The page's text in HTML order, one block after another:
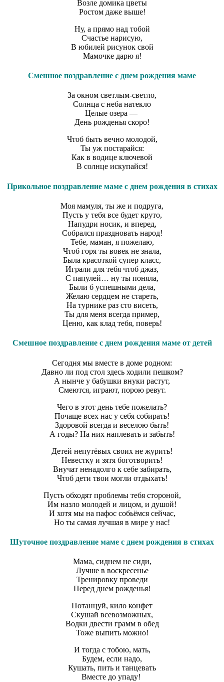
Возле домика цветы
Ростом даже выше!
Ну, а прямо над тобой
Счастье нарисую,
В юбилей рисунок свой
Мамочке дарю я!
Смешное поздравление с днем рождения маме
За окном светлым-светло,
Солнца с неба натекло
Целые озера —
День рожденья скоро!
Чтоб быть вечно молодой,
Ты уж постарайся:
Как в водице ключевой
В солнце искупайся!
Прикольное поздравление маме с днем рождения в стихах
Моя мамуля, ты же и подруга,
Пусть у тебя все будет круто,
Напудри носик, и вперед,
Собрался праздновать народ!
Тебе, маман, я пожелаю,
Чтоб горя ты вовек не знала,
Была красоткой супер класс,
Играли для тебя чтоб джаз,
С папулей… ну ты поняла,
Были б успешными дела,
Желаю сердцем не стареть,
На турнике раз сто висеть,
Ты для меня всегда пример,
Ценю, как клад тебя, поверь!
Смешное поздравление с днем рождения маме от детей
Сегодня мы вместе в доме родном:
Давно ли под стол здесь ходили пешком?
А нынче у бабушки внуки растут,
Смеются, играют, порою ревут.
Чего в этот день тебе пожелать?
Почаще всех нас у себя собирать!
Здоровой всегда и веселою быть!
А годы? На них наплевать и забыть!
Детей непутёвых своих не журить!
Невестку и зятя боготворить!
Внучат ненадолго к себе забирать,
Чтоб дети твои могли отдыхать!
Пусть обходят проблемы тебя стороной,
Им назло молодей и лицом, и душой!
И хотя мы на пафос собьёмся сейчас,
Но ты самая лучшая в мире у нас!
Шуточное поздравление маме с днем рождения в стихах
Мама, сиднем не сиди,
Лучше в воскресенье
Тренировку проведи
Перед днем рожденья!
Потанцуй, кило конфет
Скушай всевозможных,
Водки двести грамм в обед
Тоже выпить можно!
И тогда с тобою, мать,
Будем, если надо,
Кушать, пить и танцевать
Вместе до упаду!